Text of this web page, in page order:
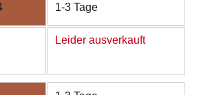
1-3 Tage
Leider ausverkauft